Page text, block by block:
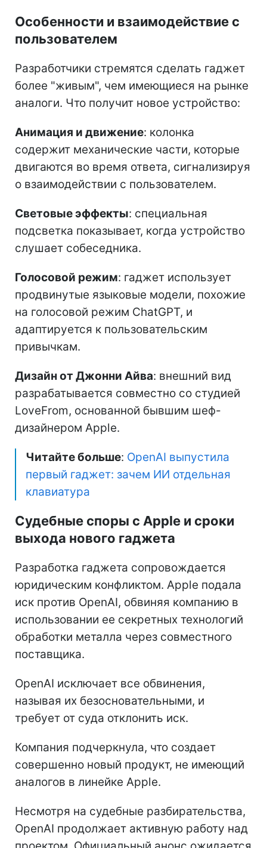
Особенности и взаимодействие с
пользователем
Разработчики стремятся сделать гаджет
более "живым", чем имеющиеся на рынке
аналоги. Что получит новое устройство:
Анимация и движение: колонка
содержит механические части, которые
двигаются во время ответа, сигнализируя
о взаимодействии с пользователем.
Световые эффекты: специальная
подсветка показывает, когда устройство
слушает собеседника.
Голосовой режим: гаджет использует
продвинутые языковые модели, похожие
на голосовой режим ChatGPT, и
адаптируется к пользовательским
привычкам.
Дизайн от Джонни Айва: внешний вид
разрабатывается совместно со студией
LoveFrom, основанной бывшим шеф-
дизайнером Apple.
Читайте больше: OpenAI выпустила
первый гаджет: зачем ИИ отдельная
клавиатура
Судебные споры с Apple и сроки
выхода нового гаджета
Разработка гаджета сопровождается
юридическим конфликтом. Apple подала
иск против OpenAI, обвиняя компанию в
использовании ее секретных технологий
обработки металла через совместного
поставщика.
OpenAI исключает все обвинения,
называя их безосновательными, и
требует от суда отклонить иск.
Компания подчеркнула, что создает
совершенно новый продукт, не имеющий
аналогов в линейке Apple.
Несмотря на судебные разбирательства,
OpenAI продолжает активную работу над